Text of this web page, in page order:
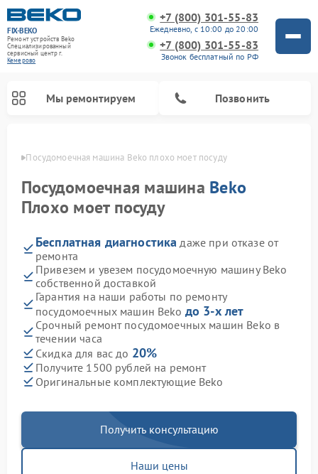
FIX-BEKO
Ремонт устройств Beko
Специализированный
cервисный центр г.
Кемерово
+7 (800) 301-55-83
Ежедневно, с 10:00 до 20:00
+7 (800) 301-55-83
Звонок бесплатный по РФ
Мы ремонтируем Позвонить
Посудомоечная машина Beko плохо моет посуду
Посудомоечная машина Beko
Плохо моет посуду
Бесплатная диагностика даже при отказе от
ремонта
Привезем и увезем посудомоечную машину Beko
собственной доставкой
Гарантия на наши работы по ремонту
посудомоечных машин Beko до 3-х лет
Срочный ремонт посудомоечных машин Beko в
течении часа
Скидка для вас до 20%
Получите 1500 рублей на ремонт
Оригинальные комплектующие Beko
Получить консультацию
Наши цены